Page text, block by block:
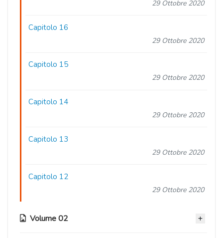
29 Ottobre 2020
Capitolo 16
29 Ottobre 2020
Capitolo 15
29 Ottobre 2020
Capitolo 14
29 Ottobre 2020
Capitolo 13
29 Ottobre 2020
Capitolo 12
29 Ottobre 2020
Volume 02